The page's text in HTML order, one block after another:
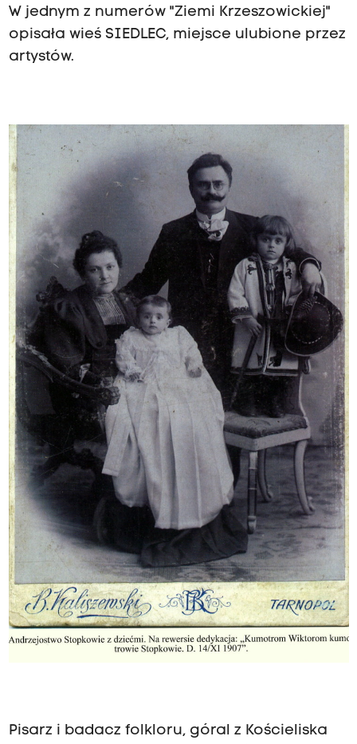
W jednym z numerów "Ziemi Krzeszowickiej"
opisała wieś SIEDLEC, miejsce ulubione przez
artystów.
Pisarz i badacz folkloru, góral z Kościeliska